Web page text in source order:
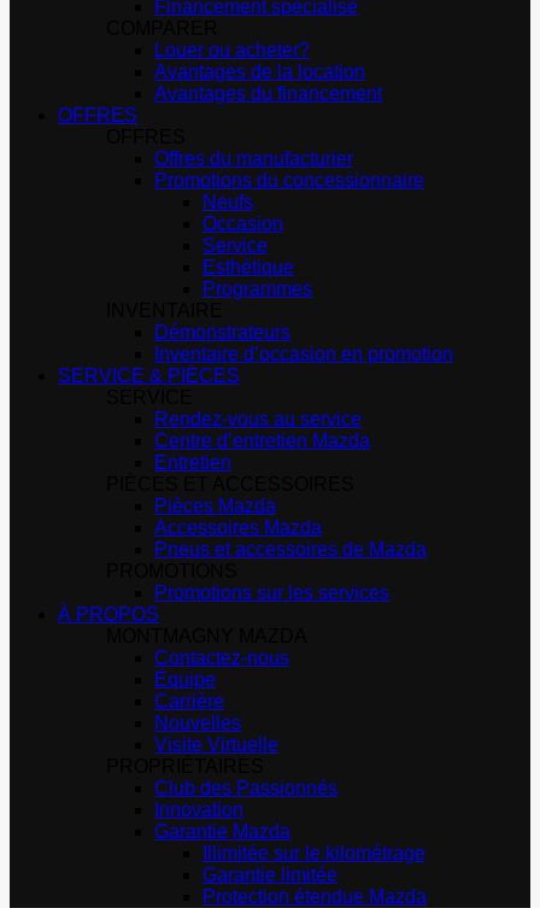
Financement spécialisé
Louer ou acheter?
Avantages de la location
Avantages du financement
OFFRES
Offres du manufacturier
Promotions du concessionnaire
Neufs
Occasion
Service
Esthétique
Programmes
Démonstrateurs
Inventaire d’occasion en promotion
SERVICE & PIÈCES
Rendez-vous au service
Centre d’entretien Mazda
Entretien
Pièces Mazda
Accessoires Mazda
Pneus et accessoires de Mazda
Promotions sur les services
À PROPOS
Contactez-nous
Équipe
Carrière
Nouvelles
Visite Virtuelle
Club des Passionnés
Innovation
Garantie Mazda
Illimitée sur le kilométrage
Garantie limitée
Protection étendue Mazda